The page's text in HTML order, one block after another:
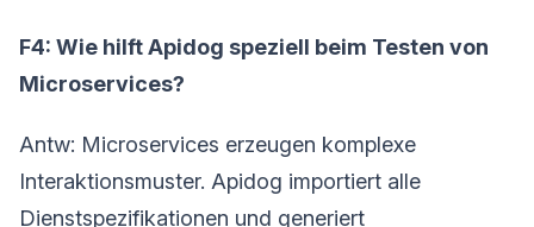
F4: Wie hilft Apidog speziell beim Testen von
Microservices?
Antw: Microservices erzeugen komplexe
Interaktionsmuster. Apidog importiert alle
Dienstspezifikationen und generiert